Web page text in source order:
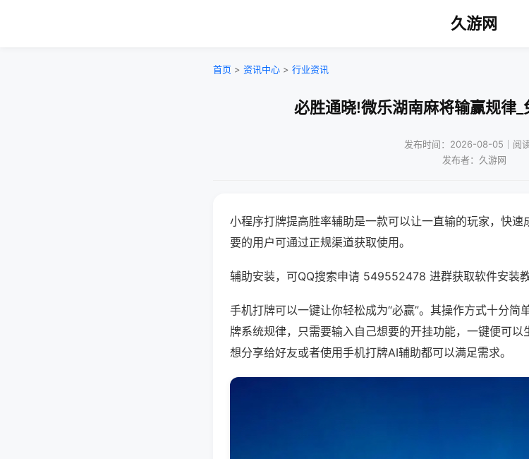
久游网
首页 > 资讯中心 > 行业资讯
必胜通晓!微乐湖南麻将输赢规律
发布时间：2026-08-05｜阅
发布者：久游网
小程序打牌提高胜率辅助是一款可以让一直输的玩家，快速
要的用户可通过正规渠道获取使用。
辅助安装，可QQ搜索申请 549552478 进群获取软件安装
手机打牌可以一键让你轻松成为“必赢”。其操作方式十分
牌系统规律，只需要输入自己想要的开挂功能，一键便可
想分享给好友或者使用手机打牌AI辅助都可以满足需求。